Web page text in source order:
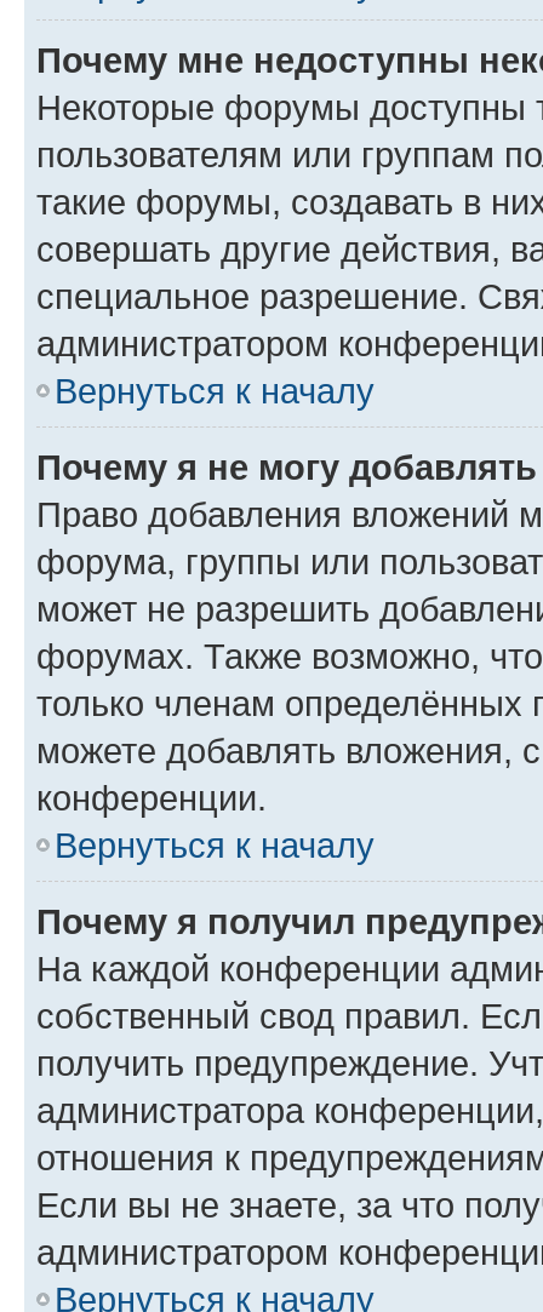
Почему мне недоступны
Некоторые форумы доступны
пользователям или группам
такие форумы, создавать в
совершать другие действия,
специальное разрешение.
администратором
Вернуться к началу
Почему я не могу
Право добавления вложений
форума, группы или
может не разрешить
форумах. Также возможно,
только членам определённых
можете добавлять вложения,
конференции.
Вернуться к началу
Почему я получил
На каждой конференции
собственный свод правил.
получить предупреждение.
администратора
отношения к
Если вы не знаете, за что
администратором
Вернуться к началу